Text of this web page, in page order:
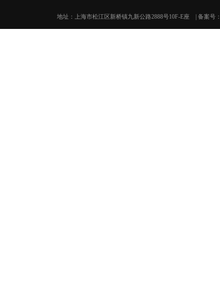
地址：上海市松江区新桥镇九新公路2888号10F-E座 | 备案号